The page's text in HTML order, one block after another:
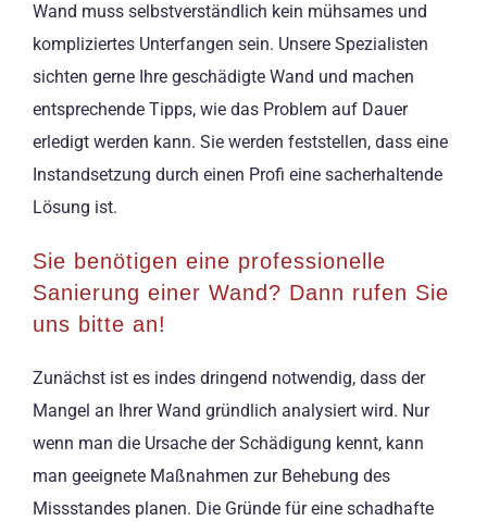
Wand muss selbstverständlich kein mühsames und
kompliziertes Unterfangen sein. Unsere Spezialisten
sichten gerne Ihre geschädigte Wand und machen
entsprechende Tipps, wie das Problem auf Dauer
erledigt werden kann. Sie werden feststellen, dass eine
Instandsetzung durch einen Profi eine sacherhaltende
Lösung ist.
Sie benötigen eine professionelle
Sanierung einer Wand? Dann rufen Sie
uns bitte an!
Zunächst ist es indes dringend notwendig, dass der
Mangel an Ihrer Wand gründlich analysiert wird. Nur
wenn man die Ursache der Schädigung kennt, kann
man geeignete Maßnahmen zur Behebung des
Missstandes planen. Die Gründe für eine schadhafte